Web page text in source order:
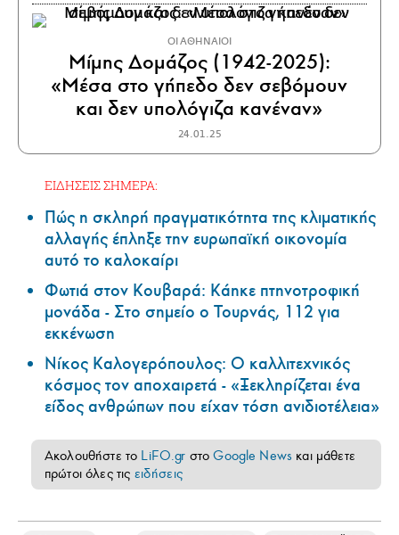
ΟΙ ΑΘΗΝΑΙΟΙ
Μίμης Δομάζος (1942-2025):
«Μέσα στο γήπεδο δεν σεβόμουν
και δεν υπολόγιζα κανέναν»
24.01.25
ΕΙΔΗΣΕΙΣ ΣΗΜΕΡΑ:
Πώς η σκληρή πραγματικότητα της κλιματικής
αλλαγής έπληξε την ευρωπαϊκή οικονομία
αυτό το καλοκαίρι
Φωτιά στον Κουβαρά: Κάηκε πτηνοτροφική
μονάδα - Στο σημείο ο Τουρνάς, 112 για
εκκένωση
Νίκος Καλογερόπουλος: Ο καλλιτεχνικός
κόσμος τον αποχαιρετά - «Ξεκληρίζεται ένα
είδος ανθρώπων που είχαν τόση ανιδιοτέλεια»
Ακολουθήστε το LiFO.gr στοGoogle News και μάθετε
πρώτοι όλες τις ειδήσεις